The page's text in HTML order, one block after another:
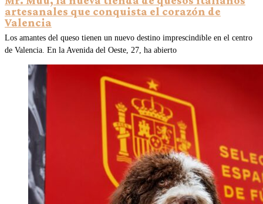
artesanales que conquista el corazón de
Valencia
Los amantes del queso tienen un nuevo destino imprescindible en el centro
de Valencia. En la Avenida del Oeste, 27, ha abierto